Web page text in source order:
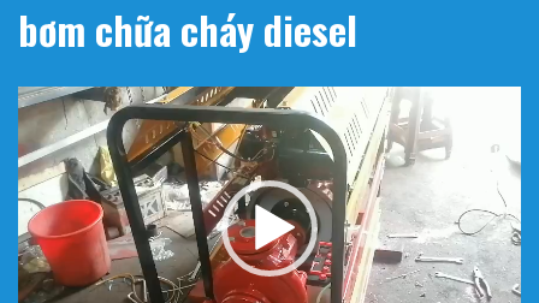
bơm chữa cháy diesel
Trình
chơi
Video